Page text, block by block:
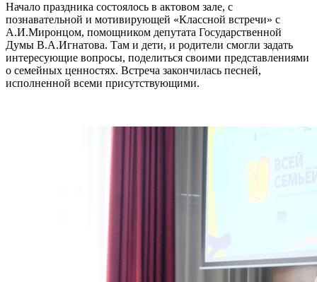
Начало праздника состоялось в актовом зале, с
познавательной и мотивирующей «Классной встречи» с
А.И.Миронцом, помощником депутата Государственной
Думы В.А.Игнатова. Там и дети, и родители смогли задать
интересующие вопросы, поделиться своими представлениями
о семейных ценностях. Встреча закончилась песней,
исполненной всеми присутствующими.